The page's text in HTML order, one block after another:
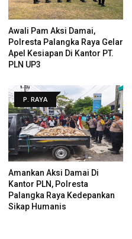
Awali Pam Aksi Damai,
Polresta Palangka Raya Gelar
Apel Kesiapan Di Kantor PT.
PLN UP3
P. RAYA
Amankan Aksi Damai Di
Kantor PLN, Polresta
Palangka Raya Kedepankan
Sikap Humanis